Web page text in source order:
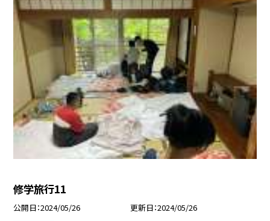
修学旅行11
公開日 2024/05/26 更新日 2024/05/26